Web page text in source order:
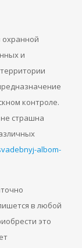
и
контроле.
страшна
albom-
в любой
это